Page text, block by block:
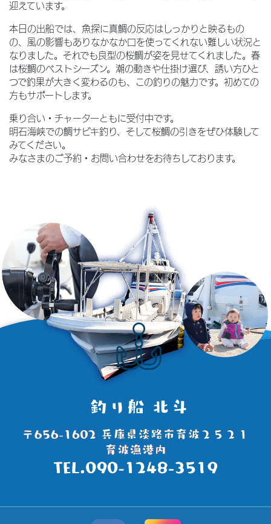
迎えています。
本日の出船では、魚探に真鯛の反応はしっかりと映るもの
の、風の影響もありなかなか口を使ってくれない難しい状況と
なりました。それでも良型の桜鯛が姿を見せてくれました。春
は桜鯛のベストシーズン。潮の動きや仕掛け選び、誘い方ひと
つで釣果が大きく変わるのも、この釣りの魅力です。初めての
方もサポートします。
乗り合い・チャーターともに受付中です。
明石海峡での鯛サビキ釣り、そして桜鯛の引きをぜひ体験して
みてください。
みなさまのご予約・お問い合わせをお待ちしております。